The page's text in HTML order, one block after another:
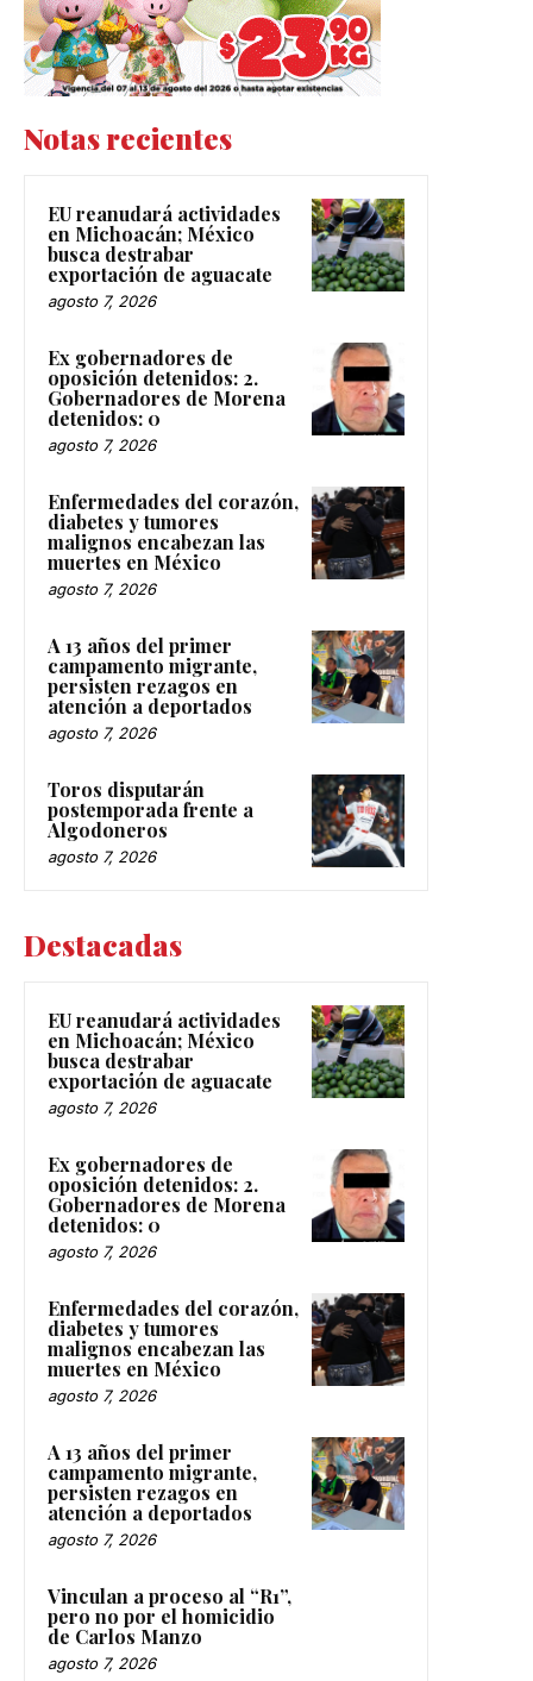
Notas recientes
EU reanudará actividades
en Michoacán; México
busca destrabar
exportación de aguacate
agosto 7, 2026
Ex gobernadores de
oposición detenidos: 2.
Gobernadores de Morena
detenidos: 0
agosto 7, 2026
Enfermedades del corazón,
diabetes y tumores
malignos encabezan las
muertes en México
agosto 7, 2026
A 13 años del primer
campamento migrante,
persisten rezagos en
atención a deportados
agosto 7, 2026
Toros disputarán
postemporada frente a
Algodoneros
agosto 7, 2026
Destacadas
EU reanudará actividades
en Michoacán; México
busca destrabar
exportación de aguacate
agosto 7, 2026
Ex gobernadores de
oposición detenidos: 2.
Gobernadores de Morena
detenidos: 0
agosto 7, 2026
Enfermedades del corazón,
diabetes y tumores
malignos encabezan las
muertes en México
agosto 7, 2026
A 13 años del primer
campamento migrante,
persisten rezagos en
atención a deportados
agosto 7, 2026
Vinculan a proceso al “R1”,
pero no por el homicidio
de Carlos Manzo
agosto 7, 2026